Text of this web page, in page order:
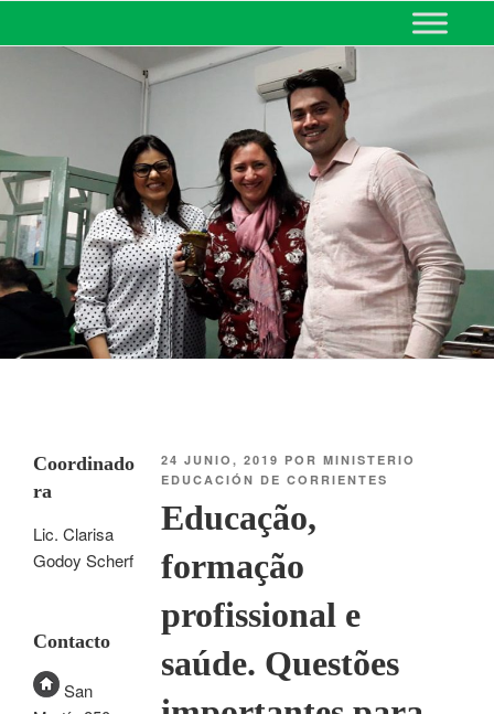
MINISTERIO DE EDUCACIÓN
DE CORRIENTES
24 JUNIO, 2019 PORMINISTERIO
EDUCACIÓN DE CORRIENTES
Educação,
formação
profissional e
saúde. Questões
Coordinado
ra
Lic. Clarisa
Godoy Scherf
Contacto
San